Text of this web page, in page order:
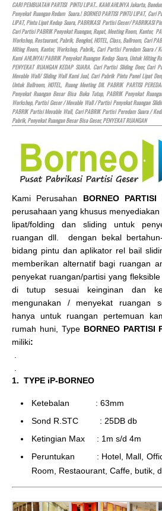
CARI PEMBUATAN PARTISI PINTU LIPAT.. KAMI AHLINYA Jakarta,
Penyekat Ruangan Redam Suara.! BORNEO PARTISI PINTU LIPAT, Cari
LIPAT, Pintu Lipat Kedap Suara, PABRIKASI Partisi Geser/ PABRIKASI
Cari Partisi PABRIK Penyekat Ruangan, Rapat, Meeting Room, Kantor,
Workshop, Restaurant, Pabrik, Bengkel,HOTEL, Class, Ballroom, Cari
Miting Room, Kantor, Workshop, Pabrik,, Cari Partisi Peredam Suara /
Kami AHLINYA! PABRIK Penyekat Ruangan Kedap Suara, Untuk Miting
PENYEKAT RUANGAN KEDAP SUARA. Cari Partisi Sliding Door,
Movable Wall/ Sliding Wall Kami Jual, Cari Pabrik Pintu Panel Lipat
Untuk Ballroom,HOTEL, Ruang Meeting Dll. PABRIK PARTISI
Penyekat Ruangan Besar Bisa Buka Tutup, PABRIK Penyekat
Workshop, Partisi Geser / Movable Wall / Partisi Penyekat Ruangan
PABRIK Partisi Movable Wall, Cari PABRIK Partisi Peredam Suara /
Pabrik, Penyekat Ruangan Besar Bisa Geser, PENYEKAT RUANGAN
Kami Perusahan BORNEO PARTISI
perusahaan yang khusus
lipat/folding dan sliding untuk
ruangan dll. dengan bekal
bidang pintu dan aplikator rel bail
memberikan alternatif bagi ruangan
penyekat ruangan/partisi yang
di tutup sesuai keinginan dan
mengunakan / menyekat ruangan
hanya untuk ruangan pertemuan
rumah huni, Type BORNEO PARTISI
miliki:
1. TYPE iP-BORNEO
Ketebalan : 63mm
Sond R.STC : 25DB db
Ketingian Max : 1m s/d 4m
Peruntukan : Hotel, Mall,
Room, Restaourant, Caffe, butik,